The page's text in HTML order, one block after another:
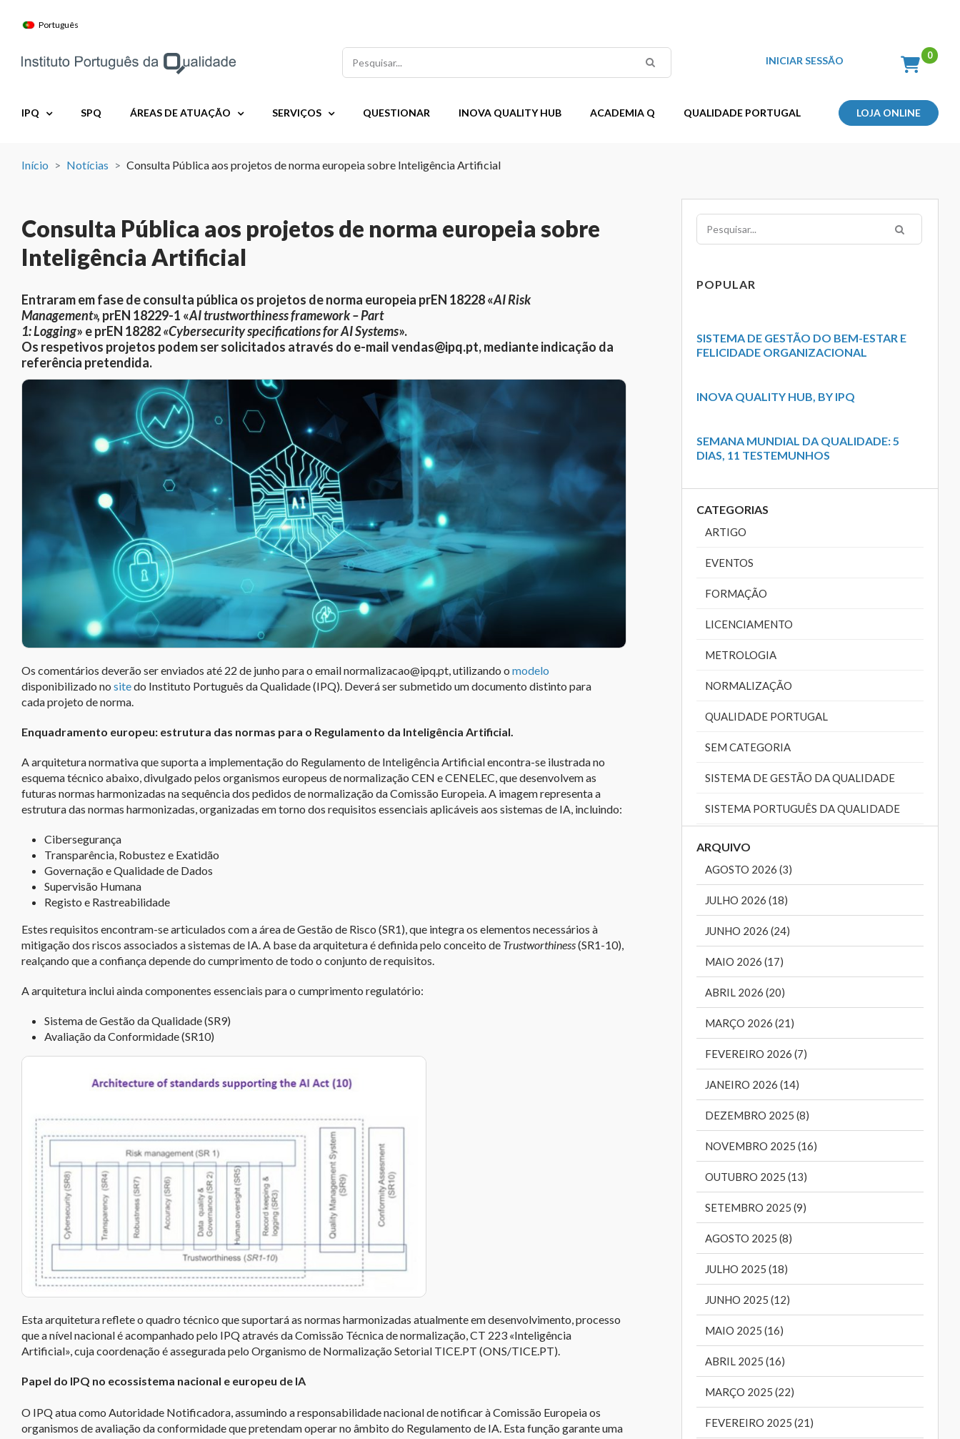
Português
Pesquisar INICIAR SESSÃO
IPQ SPQ ÁREAS DE ATUAÇÃO SERVIÇOS QUESTIONAR INOVA QUALITY HUB ACADEMIA Q QUALIDADE PORTUGAL LOJA ONLINE
Início Notícias Consulta Pública aos projetos de norma europeia sobre Inteligência Artificial
Consulta Pública aos projetos de norma europeia sobre
Inteligência Artificial
Entraram em fase de consulta pública os projetos de norma europeia prEN 18228 «AI Risk
Management», prEN 18229-1 «AI trustworthiness framework – Part
1: Logging» e prEN 18282«Cybersecurity specifications for AI Systems».
Os respetivos projetos podem ser solicitados através do e-mail vendas@ipq.pt, mediante indicação da
referência pretendida.
Os comentários deverão ser enviados até 22 de junho para o email normalizacao@ipq.pt, utilizando o modelo
disponibilizado no sitedo Instituto Português da Qualidade (IPQ). Deverá ser submetido um documento distinto para
cada projeto de norma.
Enquadramento europeu: estrutura das normas para o Regulamento da Inteligência Artificial.
A arquitetura normativa que suporta a implementação do Regulamento de Inteligência Artificial encontra-se ilustrada no
esquema técnico abaixo, divulgado pelos organismos europeus de normalização CEN e CENELEC, que desenvolvem as
futuras normas harmonizadas na sequência dos pedidos de normalização da Comissão Europeia. A imagem representa a
estrutura das normas harmonizadas, organizadas em torno dos requisitos essenciais aplicáveis aos sistemas de IA, incluindo:
Cibersegurança
Transparência, Robustez e Exatidão
Governação e Qualidade de Dados
Supervisão Humana
Registo e Rastreabilidade
Estes requisitos encontram-se articulados com a área de Gestão de Risco (SR1), que integra os elementos necessários à
mitigação dos riscos associados a sistemas de IA. A base da arquitetura é definida pelo conceito de Trustworthiness(SR1-10),
realçando que a confiança depende do cumprimento de todo o conjunto de requisitos.
A arquitetura inclui ainda componentes essenciais para o cumprimento regulatório:
Sistema de Gestão da Qualidade (SR9)
Avaliação da Conformidade (SR10)
Esta arquitetura reflete o quadro técnico que suportará as normas harmonizadas atualmente em desenvolvimento, processo
que a nível nacional é acompanhado pelo IPQ através da Comissão Técnica de normalização, CT 223 «Inteligência
Artificial», cuja coordenação é assegurada pelo Organismo de Normalização Setorial TICE.PT (ONS/TICE.PT).
Papel do IPQ no ecossistema nacional e europeu de IA
O IPQ atua como Autoridade Notificadora, assumindo a responsabilidade nacional de notificar à Comissão Europeia os
organismos de avaliação da conformidade que pretendam operar no âmbito do Regulamento de IA. Esta função garante uma
Pesquisar
POPULAR
SISTEMA DE GESTÃO DO BEM-ESTAR E
FELICIDADE ORGANIZACIONAL
INOVA QUALITY HUB, BY IPQ
SEMANA MUNDIAL DA QUALIDADE: 5
DIAS, 11 TESTEMUNHOS
CATEGORIAS
ARTIGO
EVENTOS
FORMAÇÃO
LICENCIAMENTO
METROLOGIA
NORMALIZAÇÃO
QUALIDADE PORTUGAL
SEM CATEGORIA
SISTEMA DE GESTÃO DA QUALIDADE
SISTEMA PORTUGUÊS DA QUALIDADE
ARQUIVO
AGOSTO 2026 (3)
JULHO 2026 (18)
JUNHO 2026 (24)
MAIO 2026 (17)
ABRIL 2026 (20)
MARÇO 2026 (21)
FEVEREIRO 2026 (7)
JANEIRO 2026 (14)
DEZEMBRO 2025 (8)
NOVEMBRO 2025 (16)
OUTUBRO 2025 (13)
SETEMBRO 2025 (9)
AGOSTO 2025 (8)
JULHO 2025 (18)
JUNHO 2025 (12)
MAIO 2025 (16)
ABRIL 2025 (16)
MARÇO 2025 (22)
FEVEREIRO 2025 (21)